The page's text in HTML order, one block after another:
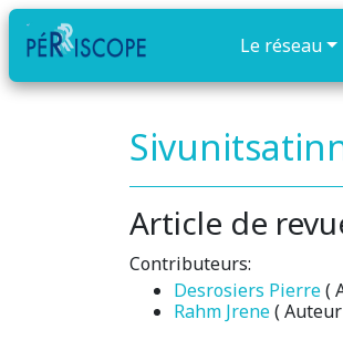
Le réseau
Article de
Contributeurs:
Desrosiers Pierre(
Rahm Jrene(